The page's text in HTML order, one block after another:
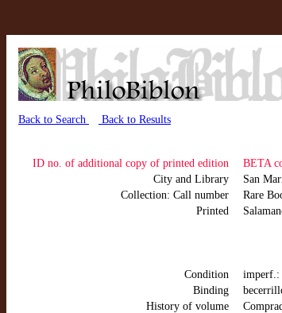
Back to Search Back to Results
ID no. of additional copy of printed edition
BETA
City and Library
San
Collection: Call number
Rare
Printed
Condition
imperf.:
Binding
History of volume